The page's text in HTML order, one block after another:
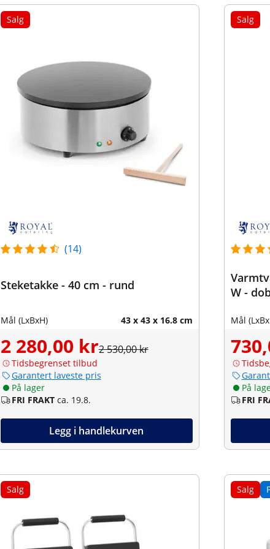
Salg
(14)
Steketakke - 40 cm - rund
Mål (LxBxH) 43 x 43 x 16.8 cm
2 280,00 kr2 530,00 kr
Tidsbegrenset tilbud
Garantert laveste pris
På lager
FRI FRAKT ca. 19.8.
Legg i handlekurven
Salg
W -
Mål
På
FRI
Salg Salg